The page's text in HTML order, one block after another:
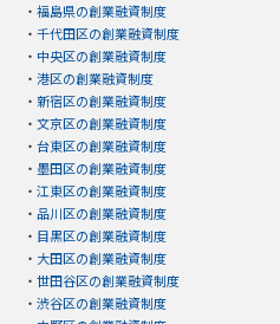
・ 福島県の創業融資制度
・ 千代田区の創業融資制度
・ 中央区の創業融資制度
・ 港区の創業融資制度
・ 新宿区の創業融資制度
・ 文京区の創業融資制度
・ 台東区の創業融資制度
・ 墨田区の創業融資制度
・ 江東区の創業融資制度
・ 品川区の創業融資制度
・ 目黒区の創業融資制度
・ 大田区の創業融資制度
・ 世田谷区の創業融資制度
・ 渋谷区の創業融資制度